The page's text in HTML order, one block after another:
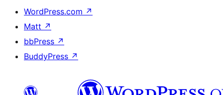
WordPress.com ↗
Matt ↗
bbPress ↗
BuddyPress ↗